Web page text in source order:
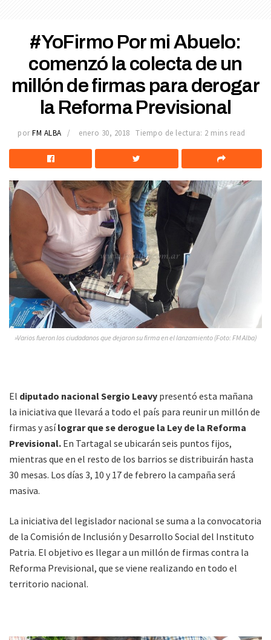
#YoFirmo Por mi Abuelo:
comenzó la colecta de un
millón de firmas para derogar
la Reforma Previsional
por FM ALBA enero 30, 2018 Tiempo de lectura: 2 mins read
»Varios fueron los ciudadanos que dejaron su firma en el lanzamiento (Foto: FM Alba)
El diputado nacional Sergio Leavy presentó esta mañana
la iniciativa que llevará a todo el país para reunir un millón de
firmas y asílograr que se derogue la Ley de la Reforma
Previsional. En Tartagal se ubicarán seis puntos fijos,
mientras que en el resto de los barrios se distribuirán hasta
30 mesas. Los días 3, 10 y 17 de febrero la campaña será
masiva.
La iniciativa del legislador nacional se suma a la convocatoria
de la Comisión de Inclusión y Desarrollo Social del Instituto
Patria. El objetivo es llegar a un millón de firmas contra la
Reforma Previsional, que se viene realizando en todo el
territorio nacional.